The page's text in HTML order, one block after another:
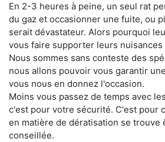
En 2-3 heures à peine, un seul rat
du gaz et occasionner une fuite, ou
serait dévastateur. Alors pourquoi
vous faire supporter leurs nuisances
Nous sommes sans conteste des
nous allons pouvoir vous garantir
vous nous en donnez l'occasion.
Moins vous passez de temps avec
c'est pour votre sécurité. C'est pour
en matière de dératisation se trouve
conseillée.